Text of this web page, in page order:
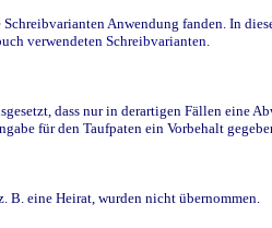
Anwendung fanden. In
verwendeten Schreibvarianten.
dass nur in derartigen Fällen eine
für den Taufpaten ein Vorbehalt
B. eine Heirat, wurden nicht übernommen.